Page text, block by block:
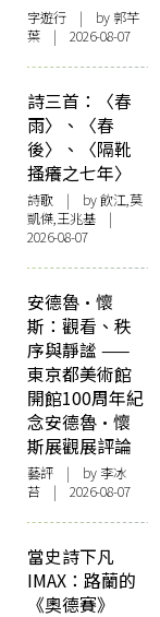
字遊行 | by 郭芊
葉 | 2026-08-07
詩三首：〈春
雨〉、〈春
後〉、〈隔靴
搔癢之七年〉
詩歌 | by 飲江,莫
凱傑,王兆基 |
2026-08-07
安德魯·懷
斯：觀看、秩
序與靜謐 ——
東京都美術館
開館100周年紀
念安德魯·懷
斯展觀展評論
藝評 | by 李冰
苔 | 2026-08-07
當史詩下凡
IMAX：路蘭的
《奧德賽》